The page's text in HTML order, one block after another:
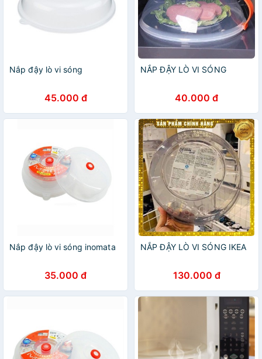
Nắp đậy lò vi sóng
45.000 đ
NẮP ĐẬY LÒ VI SÓNG
40.000 đ
Nắp đậy lò vi sóng inomata
35.000 đ
NẮP ĐẬY LÒ VI SÓNG IKEA
130.000 đ